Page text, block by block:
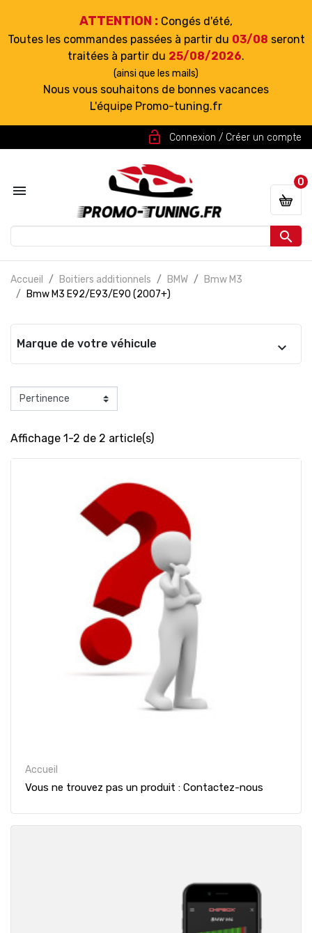
ATTENTION : Congés d'été,
Toutes les commandes passées à partir du 03/08 seront
traitées à partir du 25/08/2026.
(ainsi que les mails)
Nous vous souhaitons de bonnes vacances
L'équipe Promo-tuning.fr
lock_open Connexion / Créer un compte


0
Accueil Boitiers additionnels BMW
Bmw M3
Bmw M3 E92/E93/E90 (2007+)
Marque de votre véhicule
Affichage 1-2 de 2 article(s)
Accueil
Vous ne trouvez pas un produit : Contactez-nous